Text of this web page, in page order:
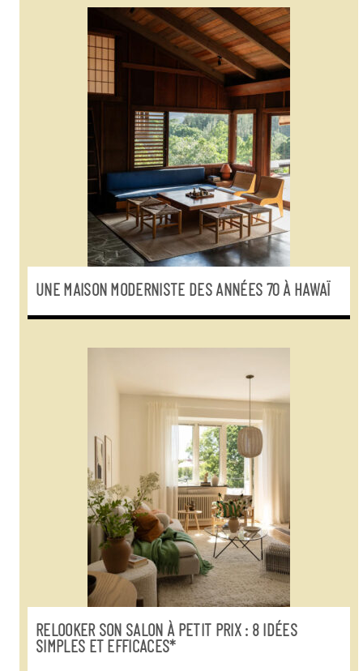
UNE MAISON MODERNISTE DES ANNÉES 70 À HAWAÏ
RELOOKER SON SALON À PETIT PRIX : 8 IDÉES
SIMPLES ET EFFICACES*